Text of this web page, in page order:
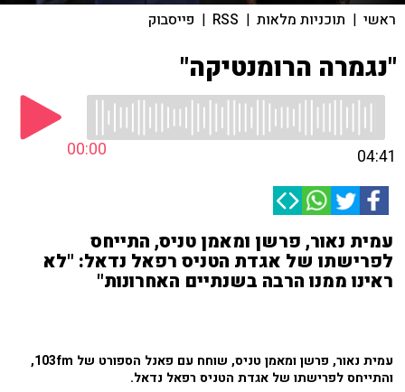
ראשי | תוכניות מלאות |
RSS
| פייסבוק
"נגמרה הרומנטיקה"
00:00 04:41
עמית נאור, פרשן ומאמן טניס, התייחס
לפרישתו של אגדת הטניס רפאל נדאל: "לא
ראינו ממנו הרבה בשנתיים האחרונות"
עמית נאור, פרשן ומאמן טניס, שוחח עם פאנל הספורט של 103fm,
והתייחס לפרישתו של אגדת הטניס רפאל נדאל.